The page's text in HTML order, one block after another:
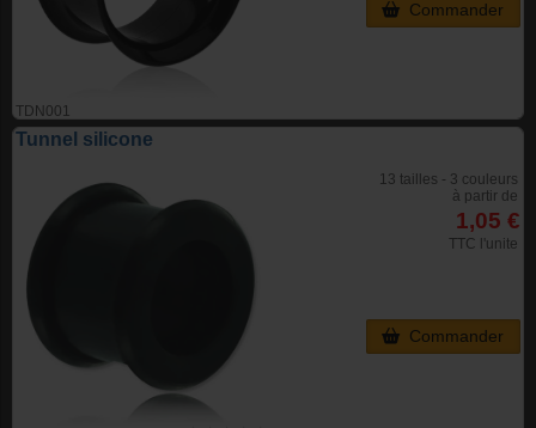
TDN001
Commander
Tunnel silicone
13 tailles - 3 couleurs
à partir de
1,05 €
TTC l'unite
Commander